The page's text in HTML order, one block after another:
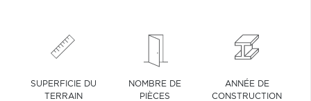
SUPERFICIE DU
TERRAIN
NOMBRE DE
PIÈCES
ANNÉE DE
CONSTRUCTION